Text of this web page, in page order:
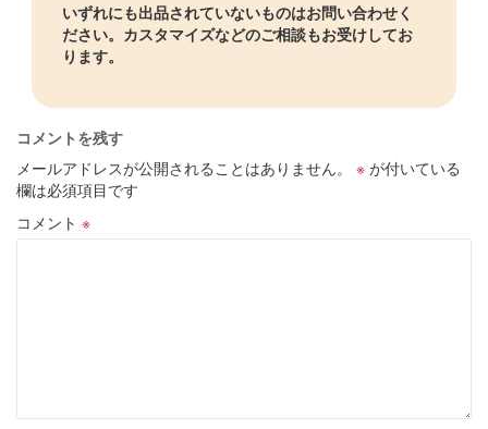
いずれにも出品されていないものはお問い合わせく
ださい。カスタマイズなどのご相談もお受けしてお
ります。
コメントを残す
メールアドレスが公開されることはありません。
※ が付いている
欄は必須項目です
コメント ※